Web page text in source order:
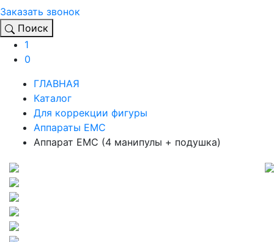
Заказать звонок
Поиск
1
0
ГЛАВНАЯ
Каталог
Для коррекции фигуры
Аппараты EMC
Аппарат ЕМС (4 манипулы + подушка)